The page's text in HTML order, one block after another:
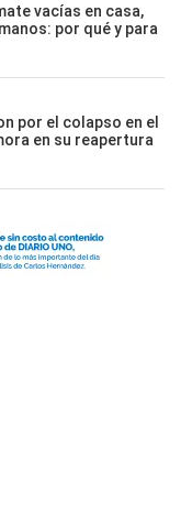
vacías en casa,
por qué y para
por el colapso en el
en su reapertura